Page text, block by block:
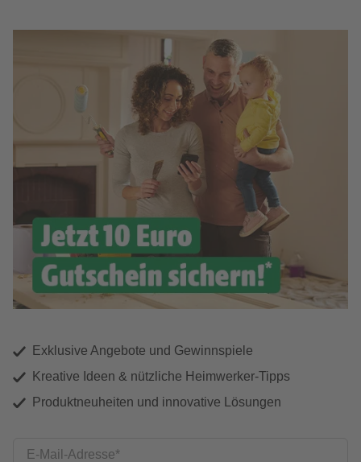
Exklusive Angebote und Gewinnspiele
Kreative Ideen & nützliche Heimwerker-Tipps
Produktneuheiten und innovative Lösungen
E-Mail-Adresse